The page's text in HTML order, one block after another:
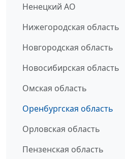
Ненецкий АО
Нижегородская область
Новгородская область
Новосибирская область
Омская область
Оренбургская область
Орловская область
Пензенская область